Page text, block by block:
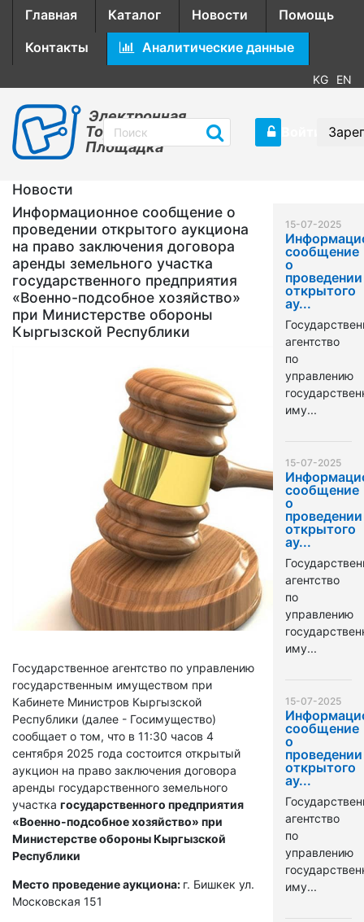
Главная Каталог Новости
Помощь
Контакты
Аналитические данные
KG EN
Электронная
Торговая
Площадка
Новости
Информационное сообщение о
проведении открытого аукциона
на право заключения договора
аренды земельного участка
государственного предприятия
«Военно-подсобное хозяйство»
при Министерстве обороны
Кыргызской Республики
Государственное агентство по управлению
государственным имуществом при
Кабинете Министров Кыргызской
Республики (далее - Госимущество)
сообщает о том, что в 11:30 часов 4
сентября 2025 года состоится открытый
аукцион на право заключения договора
аренды государственного земельного
участка государственного предприятия
«Военно-подсобное хозяйство» при
Министерстве обороны Кыргызской
Республики
Место проведение аукциона: г. Бишкек ул.
Московская 151
15-07-2025
сообщение
о
проведении
открытого
ау...
агентство
по
управлению
иму...
15-07-2025
сообщение
о
проведении
открытого
ау...
агентство
по
управлению
иму...
15-07-2025
сообщение
о
проведении
открытого
ау...
агентство
по
управлению
иму...